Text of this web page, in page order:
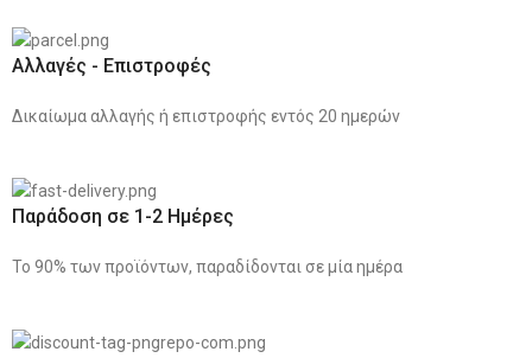
Αλλαγές - Επιστροφές
Δικαίωμα αλλαγής ή επιστροφής εντός 20 ημερών
Παράδοση σε 1-2 Ημέρες
Το 90% των προϊόντων, παραδίδονται σε μία ημέρα